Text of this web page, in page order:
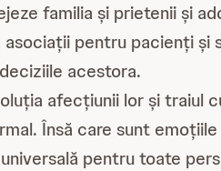
familia și prietenii și
pentru pacienți și
acestora.
afecțiunii lor și traiul
Însă care sunt
pentru toate